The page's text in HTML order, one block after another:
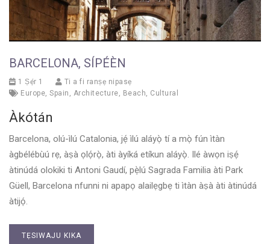
BARCELONA, SÍPÉÈN
1 Ṣẹ́r 1
Ti a fi ranṣẹ nipasẹ
Europe, Spain , Architecture, Beach, Cultural
Àkótán
Barcelona, olú-ìlú Catalonia, jẹ́ ìlú aláyọ̀ tí a mọ̀ fún ìtàn
àgbélébùú rẹ, àṣà ọlọ́rọ̀, àti àyíká etíkun aláyọ̀. Ilé àwọn iṣẹ́
àtinúdá olokiki ti Antoni Gaudí, pẹ̀lú Sagrada Familia àti Park
Güell, Barcelona nfunni ni apapọ alailẹgbẹ ti ìtàn àṣà àti àtinúdá
àtijọ́.
TẸSIWAJU KIKA